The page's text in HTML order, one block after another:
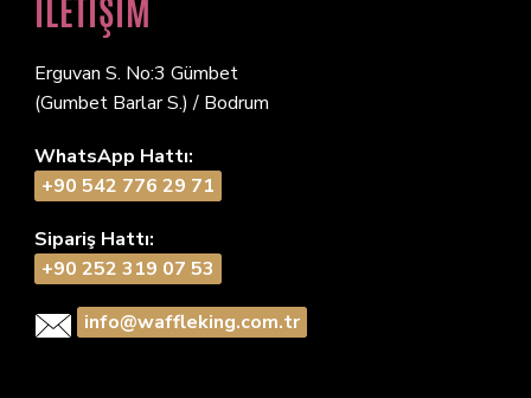
İLETİŞİM
Erguvan S. No:3 Gümbet
(Gumbet Barlar S.) / Bodrum
WhatsApp Hattı:
+90 542 776 29 71
Sipariş Hattı:
+90 252 319 07 53
info@waffleking.com.tr